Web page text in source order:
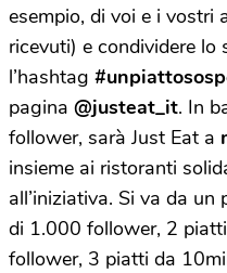
esempio, di voi e i vostri
ricevuti) e condividere lo
l’hashtag
pagina @justeat_it. In
follower, sarà Just Eat a
insieme ai ristoranti
all’iniziativa. Si va da
di 1.000 follower, 2
follower, 3 piatti da